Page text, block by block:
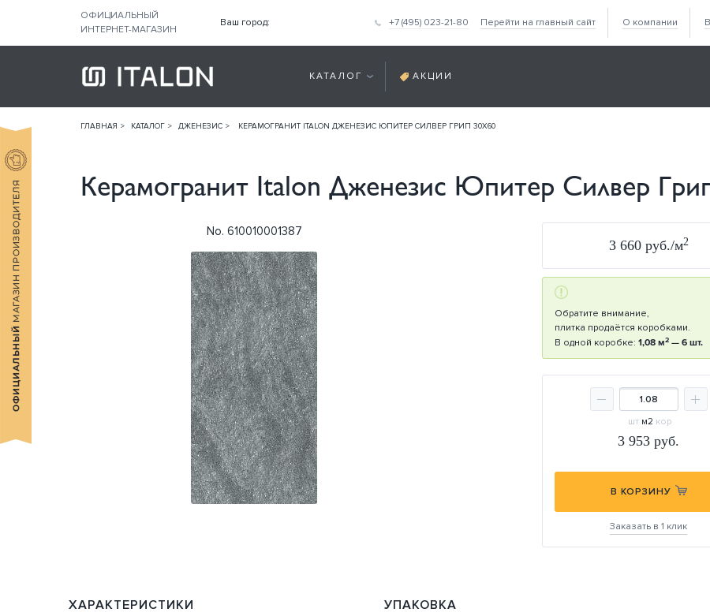
ОФИЦИАЛЬНЫЙ
ИНТЕРНЕТ-МАГАЗИН
Ваш город: +7 (495) 023-21-80 Перейти на главный сайт О компании
КАТАЛОГ АКЦИИ
ГЛАВНАЯ КАТАЛОГ ДЖЕНЕЗИС КЕРАМОГРАНИТ ITALON ДЖЕНЕЗИС ЮПИТЕР СИЛВЕР ГРИП 30Х60
Керамогранит Italon Дженезис Юпитер Силвер
No. 610010001387
3 660 руб./м2
Обратите внимание,
плитка продаётся коробками.
В одной коробке: 1,08 м2 — 6 шт.
шт м2 кор
3 953 руб.
В КОРЗИНУ
Заказать в 1 клик
ХАРАКТЕРИСТИКИ УПАКОВКА